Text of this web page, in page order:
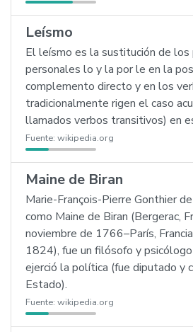
Leísmo
El leísmo es la sustitución de los
personales lo y la por le en la
complemento directo y en los
tradicionalmente rigen el caso
llamados verbos transitivos) en
Fuente: wikipedia.org
Maine de Biran
Marie-François-Pierre Gonthier
como Maine de Biran (Bergerac,
noviembre de 1766–París,
1824), fue un filósofo y
ejerció la política (fue diputado y
Estado).
Fuente: wikipedia.org